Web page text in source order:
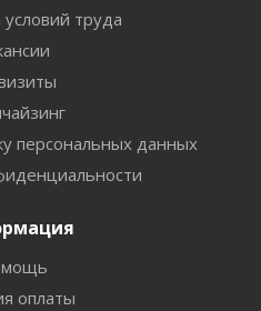
труда
персональных данных
оплаты